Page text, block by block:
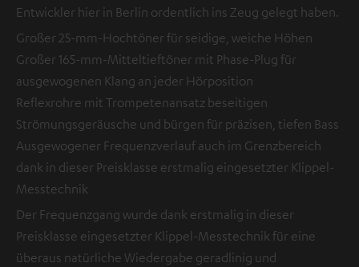
Entwickler hier in Berlin ordentlich ins Zeug gelegt haben.
Großer 25-mm-Hochtöner für seidige, weiche Höhen
Großer 165-mm-Mitteltieftöner mit Phase-Plug für
ausgewogenen Klang an jeder Hörposition
Reflexrohre mit Trompetenansatz beseitigen
Strömungsgeräusche und bürgen für präzisen, tiefen Bass
Ausgewogener Frequenzverlauf auch im Grenzbereich
dank in dieser Preisklasse erstmalig eingesetzter Klippel-
Messtechnik
Der Frequenzgang wurde dank erstmalig in dieser
Preisklasse eingesetzter Klippel-Messtechnik für eine
überaus natürliche Wiedergabe geradlinig und